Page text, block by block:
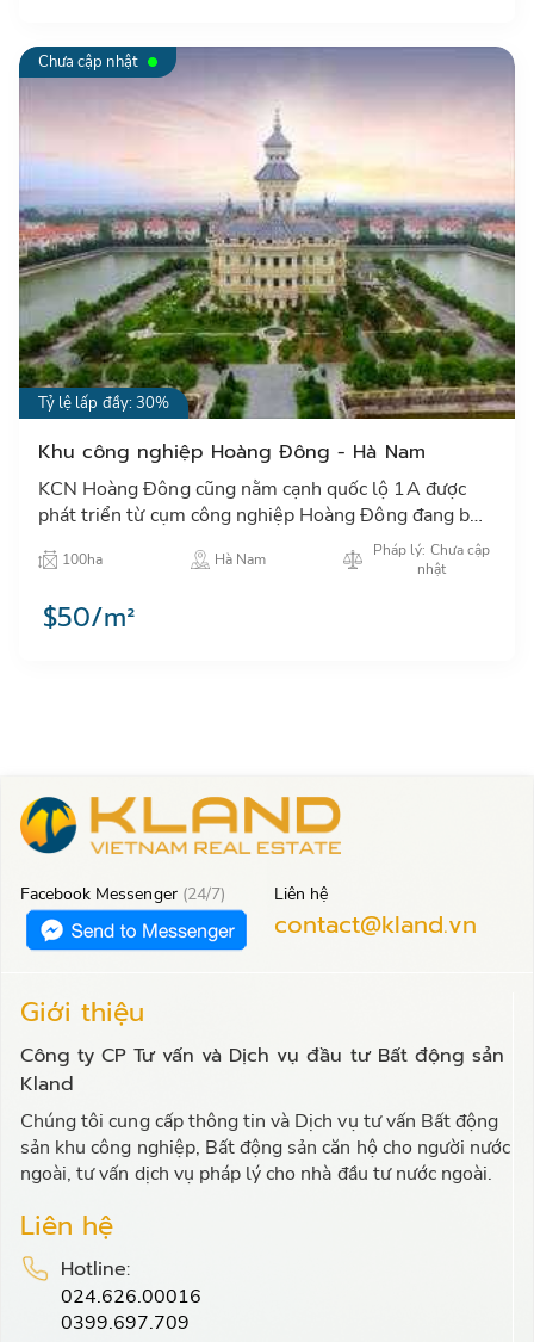
Chưa cập nhật
Tỷ lệ lấp đầy: 30%
Khu công nghiệp Hoàng Đông - Hà Nam
KCN Hoàng Đông cũng nằm cạnh quốc lộ 1A được
phát triển từ cụm công nghiệp Hoàng Đông đang bắt
đầu thu hút các nhà đàu tư hạ tầng, sản xuất tại Hà
Nam…
100ha Hà Nam
Pháp lý: Chưa cập
nhật
$50/m²
Facebook Messenger (24/7) Liên hệ
contact@kland.vn
Giới thiệu
Công ty CP Tư vấn và Dịch vụ đầu tư Bất động sản
Kland
Chúng tôi cung cấp thông tin và Dịch vụ tư vấn Bất động
sản khu công nghiệp, Bất động sản căn hộ cho người nước
ngoài, tư vấn dịch vụ pháp lý cho nhà đầu tư nước ngoài.
Liên hệ
Hotline:
024.626.00016
0399.697.709